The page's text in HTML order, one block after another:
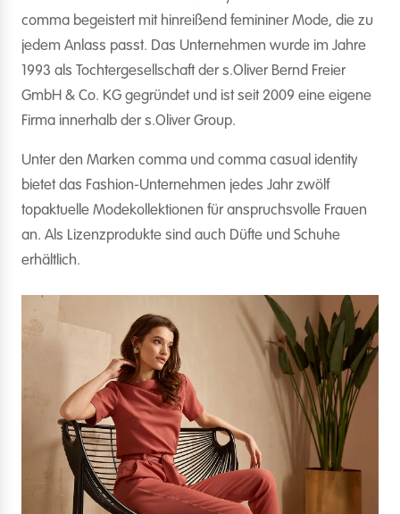
comma begeistert mit hinreißend femininer Mode, die zu
jedem Anlass passt. Das Unternehmen wurde im Jahre
1993 als Tochtergesellschaft der s.Oliver Bernd Freier
GmbH & Co. KG gegründet und ist seit 2009 eine eigene
Firma innerhalb der s.Oliver Group.
Unter den Marken comma und comma casual identity
bietet das Fashion-Unternehmen jedes Jahr zwölf
topaktuelle Modekollektionen für anspruchsvolle Frauen
an. Als Lizenzprodukte sind auch Düfte und Schuhe
erhältlich.